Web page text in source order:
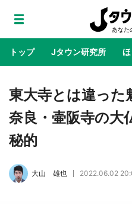
トップ Jタウン研究所
地域×二次元 絶景
東大寺とは違っ
奈良・壷阪寺の大
秘的
大山 雄也 2022.06.02